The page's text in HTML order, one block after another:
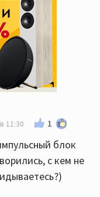
11:30 1
блок
с кем не